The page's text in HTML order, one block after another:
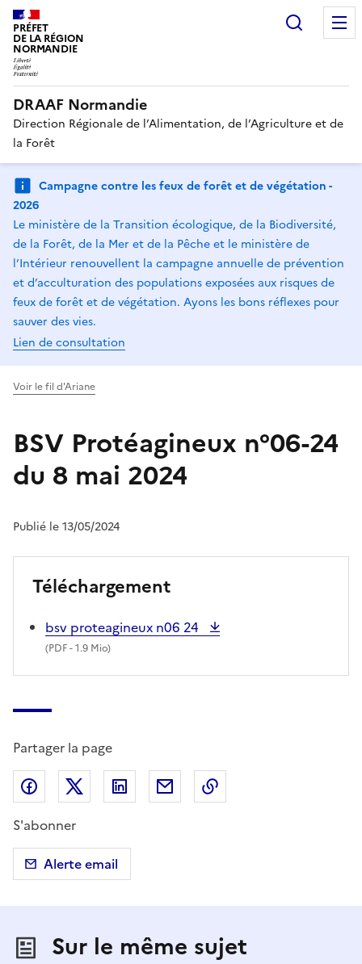
PRÉFET
DE LA RÉGION
NORMANDIE
DRAAF Normandie
Direction Régionale de l’Alimentation, de l’Agriculture et de
la Forêt
Campagne contre les feux de forêt et de végétation -
2026
Le ministère de la Transition écologique, de la Biodiversité,
de la Forêt, de la Mer et de la Pêche et le ministère de
l’Intérieur renouvellent la campagne annuelle de prévention
et d’acculturation des populations exposées aux risques de
feux de forêt et de végétation. Ayons les bons réflexes pour
sauver des vies.
Lien de consultation
Voir le fil d'Ariane
BSV Protéagineux n°06-24
du 8 mai 2024
Publié le 13/05/2024
Téléchargement
bsv proteagineux n06 24
(PDF- 1.9 Mio)
Partager la page
Partager sur Facebook
Partager sur X (anciennement Twitter)
Partager sur LinkedIn
Partager par email
S'abonner
Alerte email
Sur le même sujet